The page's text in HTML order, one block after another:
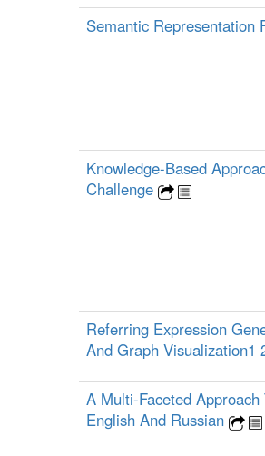
Semantic Representation
Knowledge-Based
Challenge
Referring Expression
And Graph Visualization1
A Multi-Faceted
English And Russian